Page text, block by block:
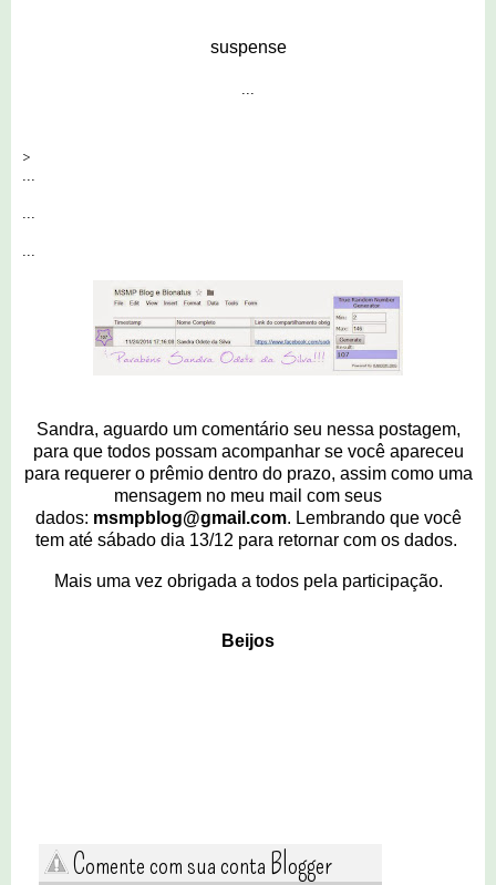
suspense
...
>
...
...
...
Sandra, aguardo um comentário seu nessa postagem,
para que todos possam acompanhar se você apareceu
para requerer o prêmio dentro do prazo, assim como uma
mensagem no meu mail com seus
dados: msmpblog@gmail.com. Lembrando que você
tem até sábado dia 13/12 para retornar com os dados.
Mais uma vez obrigada a todos pela participação.
Beijos
Comente com sua conta Blogger